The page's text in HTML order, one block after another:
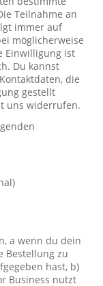
Teilnahme an
immer auf
möglicherweise
Einwilligung ist
Du kannst
die
gestellt
uns widerrufen.
a wenn du dein
Bestellung zu
hast, b)
Business nutzt